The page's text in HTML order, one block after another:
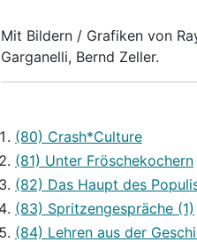
Mit Bildern / Grafiken von
Garganelli, Bernd Zeller.
(80) Crash*Culture
(81) Unter Fröschekochern
(82) Das Haupt des
(83) Spritzengespräche (1)
(84) Lehren aus der